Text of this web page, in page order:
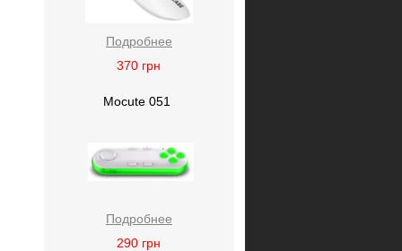
Подробнее
370 грн
Mocute 051
Подробнее
290 грн